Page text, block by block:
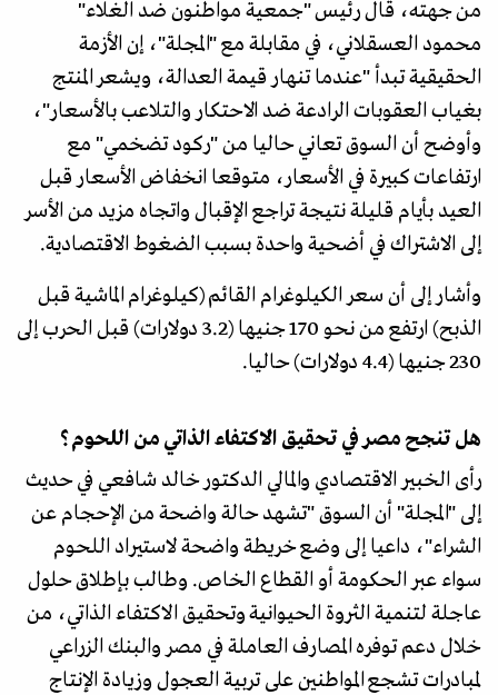
من جهته، قال رئيس "جمعية مواطنون ضد الغلاء"
محمود العسقلاني، في مقابلة مع "المجلة"، إن الأزمة
الحقيقية تبدأ "عندما تنهار قيمة العدالة، ويشعر المنتج
بغياب العقوبات الرادعة ضد الاحتكار والتلاعب بالأسعار"،
وأوضح أن السوق تعاني حاليا من "ركود تضخمي" مع
ارتفاعات كبيرة في الأسعار، متوقعا انخفاض الأسعار قبل
العيد بأيام قليلة نتيجة تراجع الإقبال واتجاه مزيد من الأسر
إلى الاشتراك في أضحية واحدة بسبب الضغوط الاقتصادية.
وأشار إلى أن سعر الكيلوغرام القائم (كيلوغرام الماشية قبل
الذبح) ارتفع من نحو 170 جنيها (3.2 دولارات) قبل الحرب إلى
230 جنيها (4.4 دولارات) حاليا.
هل تنجح مصر في تحقيق الاكتفاء الذاتي من اللحوم؟
رأى الخبير الاقتصادي والمالي الدكتور خالد شافعي في حديث
إلى "المجلة" أن السوق "تشهد حالة واضحة من الإحجام عن
الشراء"، داعيا إلى وضع خريطة واضحة لاستيراد اللحوم
سواء عبر الحكومة أو القطاع الخاص. وطالب بإطلاق حلول
عاجلة لتنمية الثروة الحيوانية وتحقيق الاكتفاء الذاتي، من
خلال دعم توفره المصارف العاملة في مصر والبنك الزراعي
لمبادرات تشجع المواطنين على تربية العجول وزيادة الإنتاج